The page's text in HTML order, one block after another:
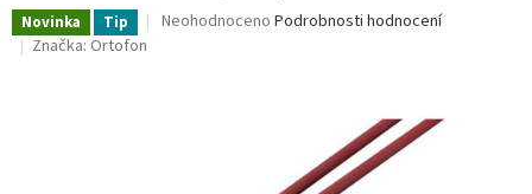
Novinka Tip
Průměrné
Neohodnoceno Podrobnosti hodnocení
Značka: Ortofon